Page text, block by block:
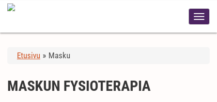
Etusivu » Masku
MASKUN FYSIOTERAPIA